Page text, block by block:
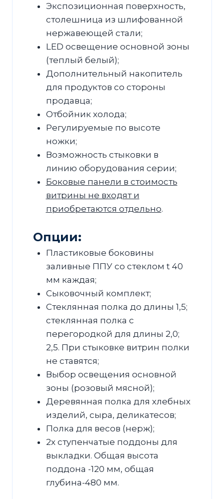
Экспозиционная поверхность,
столешница из шлифованной
нержавеющей стали;
LED освещение основной зоны
(теплый белый);
Дополнительный накопитель
для продуктов со стороны
продавца;
Отбойник холода;
Регулируемые по высоте
ножки;
Возможность стыковки в
линию оборудования серии;
Боковые панели в стоимость
витрины не входят и
приобретаются отдельно.
Опции:
Пластиковые боковины
заливные ППУ со стеклом t 40
мм каждая;
Сыковочный комплект;
Стеклянная полка до длины 1,5;
стеклянная полка с
перегородкой для длины 2,0;
2,5. При стыковке витрин полки
не ставятся;
Выбор освещения основной
зоны (розовый мясной);
Деревянная полка для хлебных
изделий, сыра, деликатесов;
Полка для весов (нерж);
2х ступенчатые поддоны для
выкладки. Общая высота
поддона -120 мм, общая
глубина-480 мм.